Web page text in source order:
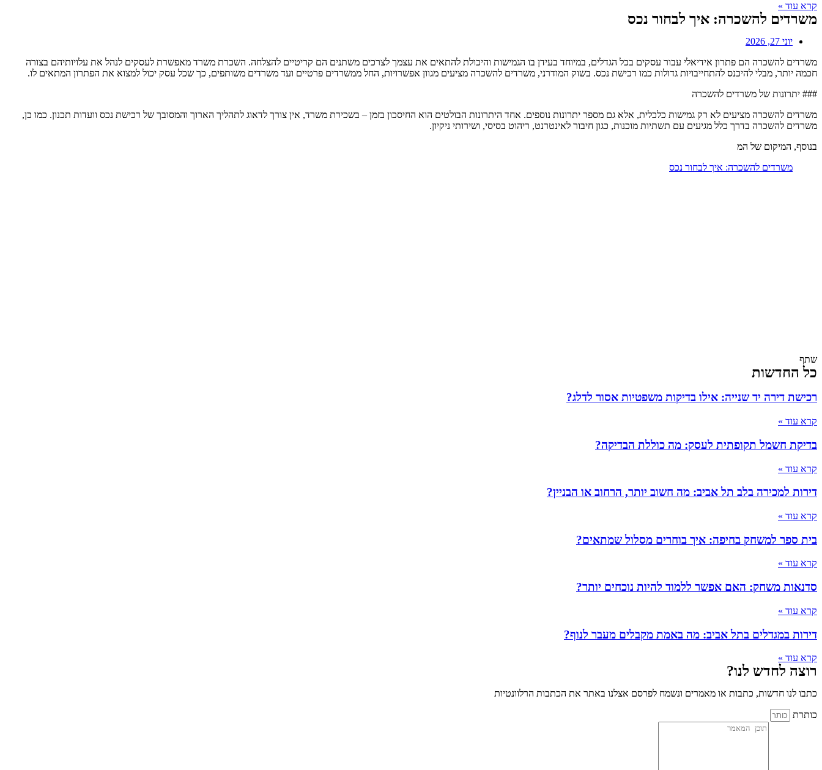
קרא עוד »
משרדים להשכרה: איך לבחור נכס
יוני 27, 2026
משרדים להשכרה הם פתרון אידיאלי עבור עסקים בכל הגדלים, במיוחד בעידן בו הגמישות והיכולת להתאים את עצמך לצרכים משתנים הם קריטיים להצלחה. השכרת משרד מאפשרת לעסקים לנהל את עלויותיהם בצורה
חכמה יותר, מבלי להיכנס להתחייבויות גדולות כמו רכישת נכס. בשוק המודרני, משרדים להשכרה מציעים מגוון אפשרויות, החל ממשרדים פרטיים ועד משרדים משותפים, כך שכל עסק יכול למצוא את הפתרון המתאים לו.
### יתרונות של משרדים להשכרה
משרדים להשכרה מציעים לא רק גמישות כלכלית, אלא גם מספר יתרונות נוספים. אחד היתרונות הבולטים הוא החיסכון בזמן – בשכירת משרד, אין צורך לדאוג לתהליך הארוך והמסובך של רכישת נכס וועדות תכנון. כמו כן,
משרדים להשכרה בדרך כלל מגיעים עם תשתיות מוכנות, כגון חיבור לאינטרנט, ריהוט בסיסי, ושירותי ניקיון.
בנוסף, המיקום של המ
משרדים להשכרה: איך לבחור נכס
שתף
כל החדשות
רכישת דירה יד שנייה: אילו בדיקות משפטיות אסור לדלג?
קרא עוד »
בדיקת חשמל תקופתית לעסק: מה כוללת הבדיקה?
קרא עוד »
דירות למכירה בלב תל אביב: מה חשוב יותר, הרחוב או הבניין?
קרא עוד »
בית ספר למשחק בחיפה: איך בוחרים מסלול שמתאים?
קרא עוד »
סדנאות משחק: האם אפשר ללמוד להיות נוכחים יותר?
קרא עוד »
דירות במגדלים בתל אביב: מה באמת מקבלים מעבר לנוף?
קרא עוד »
רוצה לחדש לנו?
כתבו לנו חדשות, כתבות או מאמרים ונשמח לפרסם אצלנו באתר את הכתבות הרלוונטיות
כותרת